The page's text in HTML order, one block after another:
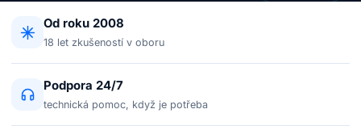
Od roku 2008
18 let zkušeností v oboru
Podpora 24/7
technická pomoc, když je potřeba